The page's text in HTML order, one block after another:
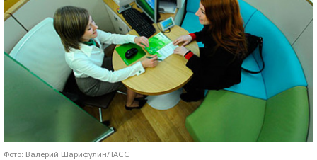
Фото: Валерий Шарифулин/ТАСС